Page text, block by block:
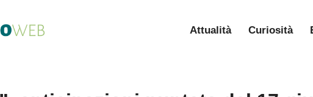
Attualità Curiosità